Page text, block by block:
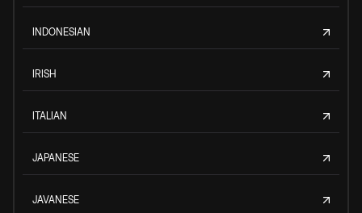
INDONESIAN
IRISH
ITALIAN
JAPANESE
JAVANESE